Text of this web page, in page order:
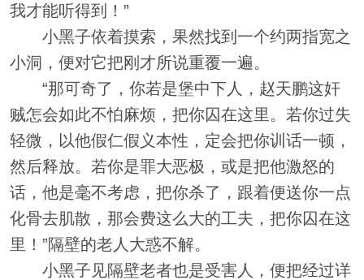
我才能听得到！”
小黑子依着摸索，果然找到一个约两指宽之
小洞，便对它把刚才所说重覆一遍。
“那可奇了，你若是堡中下人，赵天鹏这奸
贼怎会如此不怕麻烦，把你囚在这里。若你过失
轻微，以他假仁假义本性，定会把你训话一顿，
然后释放。若你是罪大恶极，或是把他激怒的
话，他是毫不考虑，把你杀了，跟着便送你一点
化骨去肌散，那会费这么大的工夫，把你囚在这
里！”隔壁的老人大惑不解。
小黑子见隔壁老者也是受害人，便把经过详